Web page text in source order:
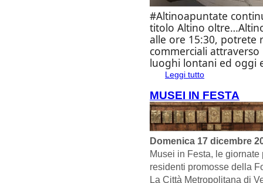
#Altinoapuntate
titoloAltino
alle ore 15:30, potrete
commerciali attraverso
luoghi lontani ed oggi
Leggi tutto
MUSEI IN FESTA
Domenica 17 dicembre
Musei in Festa, le giornate
residenti promosse della
La Città Metropolitana di